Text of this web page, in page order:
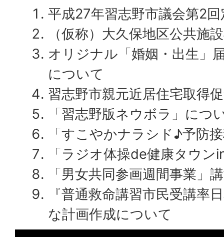
平成27年習志野市議会第2
（仮称）大久保地区公共施
オリジナル「婚姻・出生」
について
習志野市親元近居住宅取得
「習志野版ネウボラ」につ
「すこやかナラシド♪予防
「ラジオ体操de健康タウ
「男女共同参画週間事業」
『普通救命講習市民受講率
な計画作成について